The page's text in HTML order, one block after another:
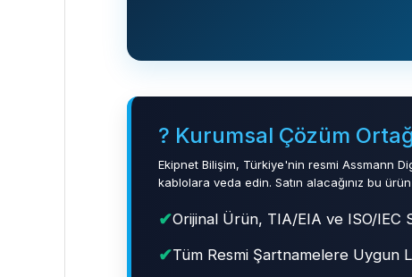
?️ Kurumsal Çözüm
Ekipnet Bilişim, Türkiye'nin resmi Assmann
kablolara veda edin. Satın alacağınız bu
✔Orijinal Ürün, TIA/EIA ve ISO/IEC
✔Tüm Resmi Şartnamelere Uygun